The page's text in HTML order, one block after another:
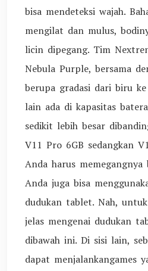
bisa mendeteksi wajah.
mengilat dan mulus,
licin dipegang. Tim
Nebula Purple, bersama
berupa gradasi dari biru
lain ada di kapasitas
sedikit lebih besar
V11 Pro 6GB sedangkan
Anda harus memegangnya
Anda juga bisa
dudukan tablet. Nah,
jelas mengenai dudukan
dibawah ini. Di sisi lain,
dapat menjalankangames